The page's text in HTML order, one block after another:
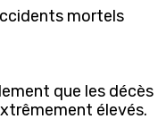
mortels
que les décès
élevés.